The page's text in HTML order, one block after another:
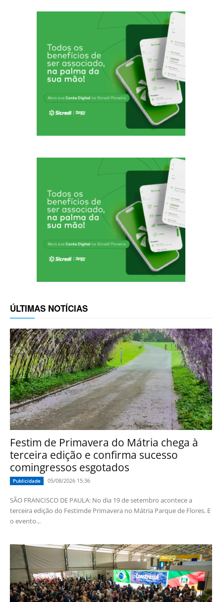
ÚLTIMAS NOTÍCIAS
Festim de Primavera do Mátria chega à
terceira edição e confirma sucesso
comingressos esgotados
Publicidade 05/08/2026 15:36
SÃO FRANCISCO DE PAULA: No dia 19 de setembro acontece a
terceira edição do Festimde Primavera no Mátria Parque de Flores. E
o evento...